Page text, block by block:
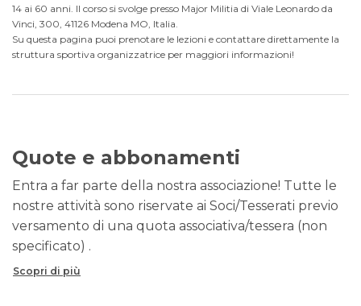
14 ai 60 anni. Il corso si svolge presso Major Militia di Viale Leonardo da
Vinci, 300, 41126 Modena MO, Italia.
Su questa pagina puoi prenotare le lezioni e contattare direttamente la
struttura sportiva organizzatrice per maggiori informazioni!
Quote e abbonamenti
Entra a far parte della nostra associazione! Tutte le
nostre attività sono riservate ai Soci/Tesserati previo
versamento di una quota associativa/tessera (non
specificato) .
Scopri di più